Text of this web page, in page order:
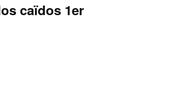
caïdos 1er